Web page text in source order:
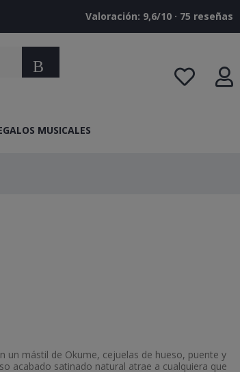
Valoración: 9,6/10 · ‎75 reseñas
Buscar
MUSICALES
un mástil de Okume, cejuelas de hueso, puente y
acabado satinado natural atrae a cualquiera que